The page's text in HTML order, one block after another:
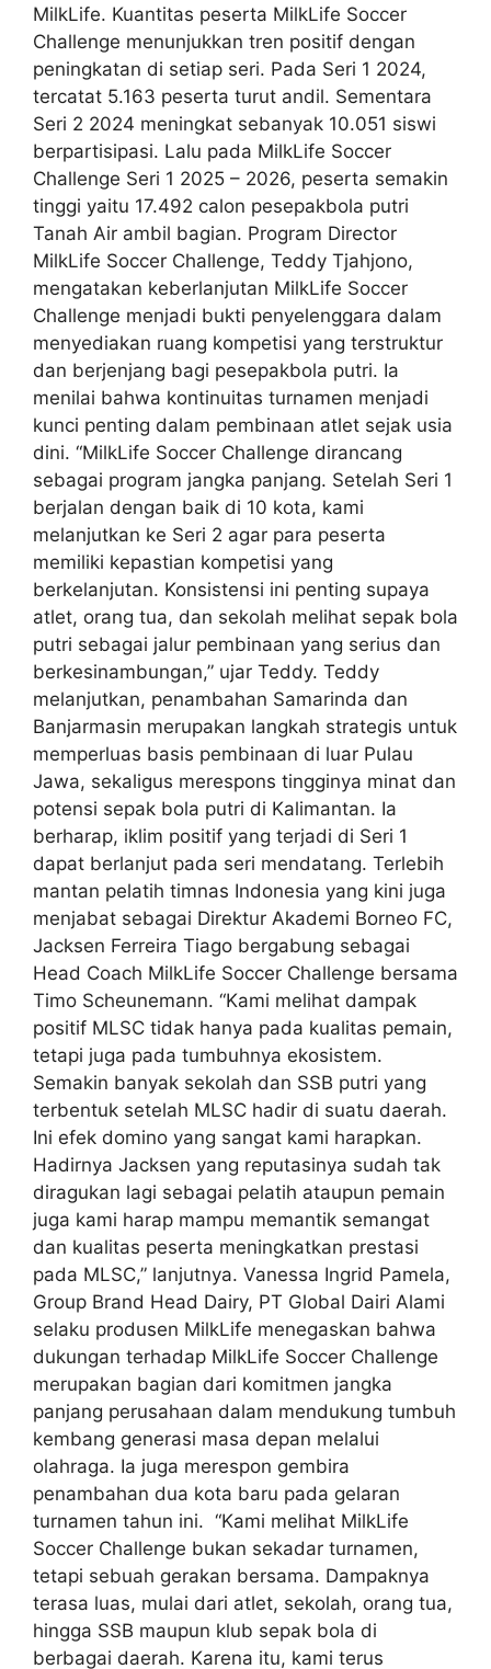
MilkLife. Kuantitas peserta MilkLife Soccer
Challenge menunjukkan tren positif dengan
peningkatan di setiap seri. Pada Seri 1 2024,
tercatat 5.163 peserta turut andil. Sementara
Seri 2 2024 meningkat sebanyak 10.051 siswi
berpartisipasi. Lalu pada MilkLife Soccer
Challenge Seri 1 2025 – 2026, peserta semakin
tinggi yaitu 17.492 calon pesepakbola putri
Tanah Air ambil bagian. Program Director
MilkLife Soccer Challenge, Teddy Tjahjono,
mengatakan keberlanjutan MilkLife Soccer
Challenge menjadi bukti penyelenggara dalam
menyediakan ruang kompetisi yang terstruktur
dan berjenjang bagi pesepakbola putri. Ia
menilai bahwa kontinuitas turnamen menjadi
kunci penting dalam pembinaan atlet sejak usia
dini. “MilkLife Soccer Challenge dirancang
sebagai program jangka panjang. Setelah Seri 1
berjalan dengan baik di 10 kota, kami
melanjutkan ke Seri 2 agar para peserta
memiliki kepastian kompetisi yang
berkelanjutan. Konsistensi ini penting supaya
atlet, orang tua, dan sekolah melihat sepak bola
putri sebagai jalur pembinaan yang serius dan
berkesinambungan,” ujar Teddy. Teddy
melanjutkan, penambahan Samarinda dan
Banjarmasin merupakan langkah strategis untuk
memperluas basis pembinaan di luar Pulau
Jawa, sekaligus merespons tingginya minat dan
potensi sepak bola putri di Kalimantan. Ia
berharap, iklim positif yang terjadi di Seri 1
dapat berlanjut pada seri mendatang. Terlebih
mantan pelatih timnas Indonesia yang kini juga
menjabat sebagai Direktur Akademi Borneo FC,
Jacksen Ferreira Tiago bergabung sebagai
Head Coach MilkLife Soccer Challenge bersama
Timo Scheunemann. “Kami melihat dampak
positif MLSC tidak hanya pada kualitas pemain,
tetapi juga pada tumbuhnya ekosistem.
Semakin banyak sekolah dan SSB putri yang
terbentuk setelah MLSC hadir di suatu daerah.
Ini efek domino yang sangat kami harapkan.
Hadirnya Jacksen yang reputasinya sudah tak
diragukan lagi sebagai pelatih ataupun pemain
juga kami harap mampu memantik semangat
dan kualitas peserta meningkatkan prestasi
pada MLSC,” lanjutnya. Vanessa Ingrid Pamela,
Group Brand Head Dairy, PT Global Dairi Alami
selaku produsen MilkLife menegaskan bahwa
dukungan terhadap MilkLife Soccer Challenge
merupakan bagian dari komitmen jangka
panjang perusahaan dalam mendukung tumbuh
kembang generasi masa depan melalui
olahraga. Ia juga merespon gembira
penambahan dua kota baru pada gelaran
turnamen tahun ini. “Kami melihat MilkLife
Soccer Challenge bukan sekadar turnamen,
tetapi sebuah gerakan bersama. Dampaknya
terasa luas, mulai dari atlet, sekolah, orang tua,
hingga SSB maupun klub sepak bola di
berbagai daerah. Karena itu, kami terus